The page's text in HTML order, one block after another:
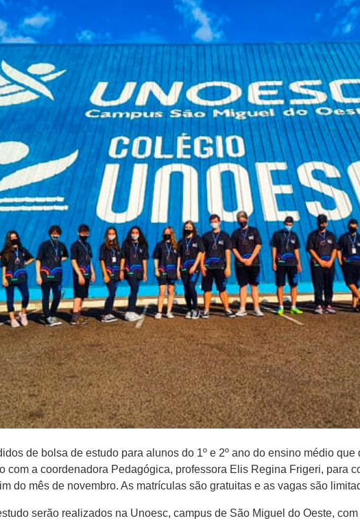
de bolsa de estudo para alunos do 1º e 2º ano do ensino médio
com a coordenadora Pedagógica, professora Elis Regina Frigeri, para
do mês de novembro. As matrículas são gratuitas e as vagas são
serão realizados na Unoesc, campus de São Miguel do Oeste,